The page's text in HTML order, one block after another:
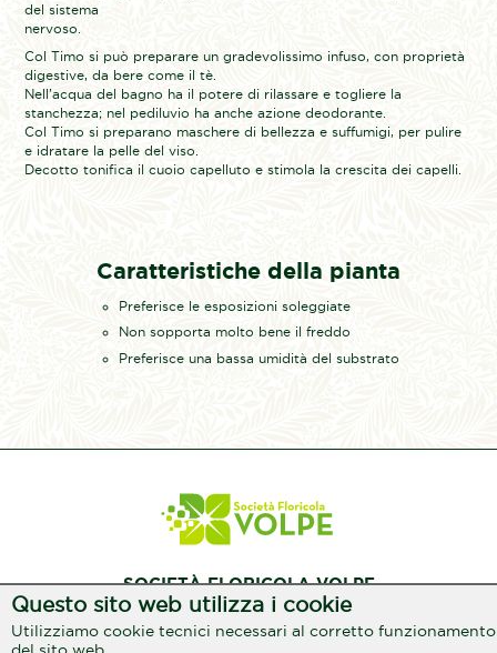
Questo sito web utilizza i cookie
Utilizziamo cookie tecnici necessari al corretto funzionamento
del sito web.
del sistema
nervoso.
Col Timo si può preparare un gradevolissimo infuso, con proprietà
digestive, da bere come il tè.
Nell’acqua del bagno ha il potere di rilassare e togliere la
stanchezza; nel pediluvio ha anche azione deodorante.
Col Timo si preparano maschere di bellezza e suffumigi, per pulire
e idratare la pelle del viso.
Decotto tonifica il cuoio capelluto e stimola la crescita dei capelli.
Caratteristiche della pianta
Preferisce le esposizioni soleggiate
Non sopporta molto bene il freddo
Preferisce una bassa umidità del substrato
SOCIETÀ FLORICOLA VOLPE